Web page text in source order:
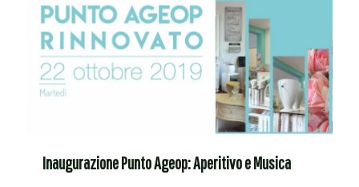
Inaugurazione Punto Ageop: Aperitivo e Musica